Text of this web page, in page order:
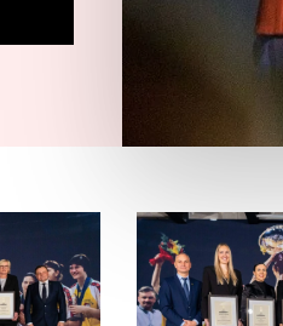
DSC05676-
9-
scaled